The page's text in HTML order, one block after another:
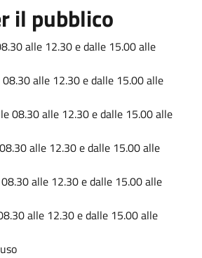
il pubblico
alle 12.30 e dalle 15.00 alle
alle 12.30 e dalle 15.00 alle
08.30 alle 12.30 e dalle 15.00 alle
alle 12.30 e dalle 15.00 alle
alle 12.30 e dalle 15.00 alle
alle 12.30 e dalle 15.00 alle